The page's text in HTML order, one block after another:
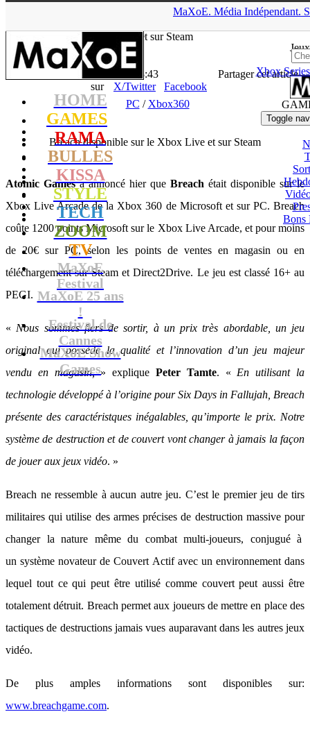
MaXoE. Média Indépendant.
HOME
GAMES
RAMA
BULLES
KISSA
STYLE
TECH
ZOOM
TV
MaXoE
Festival
MaXoE 25 ans
!
Festival de
Cannes
MaXoE Show
Games
Jeux
Xbox
Toggle
Bons
Live et sur Steam
- 27.01.11, 13:43
Partager cet article
sur
X/Twitter
Facebook
PC / Xbox360
Breach disponible sur le Xbox Live et sur Steam
Atomic Gamesa annoncé hier que Breach était disponible sur le
Xbox Live Arcade de la Xbox 360 de Microsoft et sur PC. Breach
coûte 1200 points Microsoft sur le Xbox Live Arcade, et pour moins
de 20€ sur PC, selon les points de ventes en magasin ou en
téléchargement sur Steam et Direct2Drive. Le jeu est classé 16+ au
PEGI.
« Nous sommes fiers de sortir, à un prix très abordable, un jeu
original qui possède la qualité et l’innovation d’un jeu majeur
vendu en magasin,» expliquePeter Tamte. « En utilisant la
technologie développé à l’origine pour Six Days in Fallujah, Breach
présente des caractéristques inégalables, qu’importe le prix. Notre
système de destruction et de couvert vont changer à jamais la façon
de jouer aux jeux vidéo. »
Breach ne ressemble à aucun autre jeu. C’est le premier jeu de tirs
militaires qui utilise des armes précises de destruction massive pour
changer la nature même du combat multi-joueurs, conjugué à
un système novateur de Couvert Actif avec un environnement dans
lequel tout ce qui peut être utilisé comme couvert peut aussi être
totalement détruit. Breach permet aux joueurs de mettre en place des
tactiques de destructions jamais vues auparavant dans les autres jeux
vidéo.
De plus amples informations sont disponibles sur:
www.breachgame.com.